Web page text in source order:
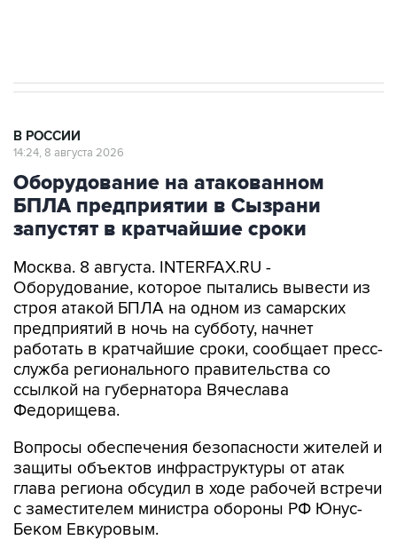
В РОССИИ
14:24, 8 августа 2026
Оборудование на атакованном
БПЛА предприятии в Сызрани
запустят в кратчайшие сроки
Москва. 8 августа. INTERFAX.RU -
Оборудование, которое пытались вывести из
строя атакой БПЛА на одном из самарских
предприятий в ночь на субботу, начнет
работать в кратчайшие сроки, сообщает пресс-
служба регионального правительства со
ссылкой на губернатора Вячеслава
Федорищева.
Вопросы обеспечения безопасности жителей и
защиты объектов инфраструктуры от атак
глава региона обсудил в ходе рабочей встречи
с заместителем министра обороны РФ Юнус-
Беком Евкуровым.